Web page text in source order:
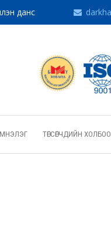
данс
ТӨГСӨГЧДИЙН ХОЛБОО